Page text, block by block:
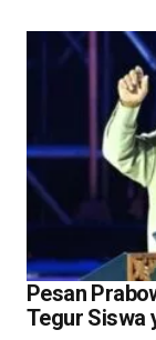
Pesan
Tegur Siswa